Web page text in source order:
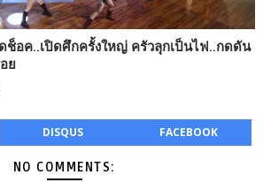
อค..เปิดศึกครั้งใหญ่ ครัวลุกเป็นไฟ..กดดัน
ย
DISQUS FACEBOOK
NO COMMENTS: